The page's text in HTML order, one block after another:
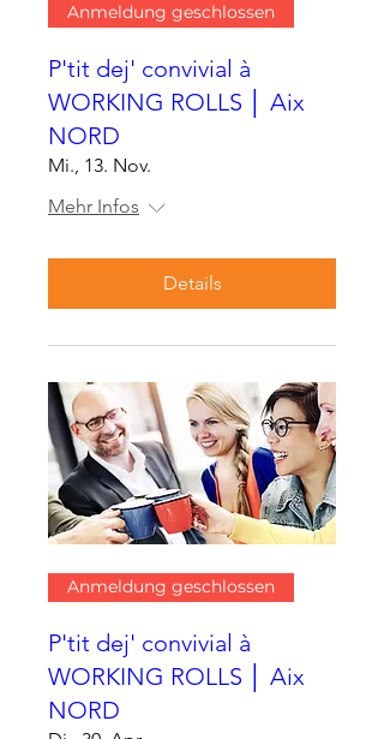
Anmeldung geschlossen
P'tit dej' convivial à
WORKING ROLLS │ Aix
NORD
Mi., 13. Nov.
Mehr Infos
Details
Anmeldung geschlossen
P'tit dej' convivial à
WORKING ROLLS │ Aix
NORD